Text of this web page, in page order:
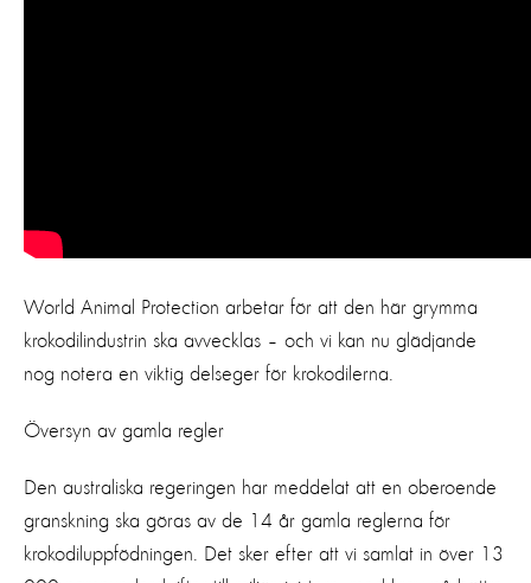
World Animal Protection arbetar för att den här grymma
krokodilindustrin ska avvecklas – och vi kan nu glädjande
nog notera en viktig delseger för krokodilerna.
Översyn av gamla regler
Den australiska regeringen har meddelat att en oberoende
granskning ska göras av de 14 år gamla reglerna för
krokodiluppfödningen. Det sker efter att vi samlat in över 13